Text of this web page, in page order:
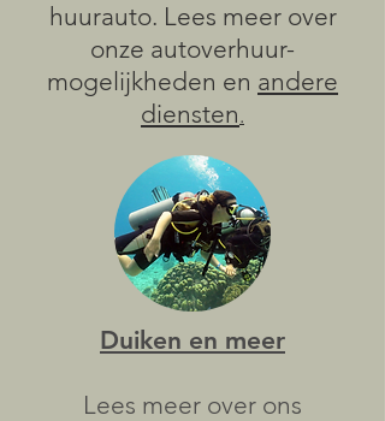
huurauto. Lees meer over
onze autoverhuur-
mogelijkheden en andere
diensten.
Duiken en meer
Lees meer over ons